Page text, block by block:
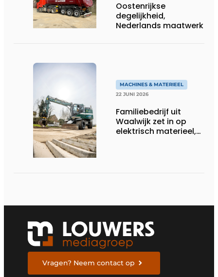
Oostenrijkse
degelijkheid,
Nederlands maatwerk
MACHINES & MATERIEEL
22 JUNI 2026
Familiebedrijf uit
Waalwijk zet in op
elektrisch materieel,
Vragen? Neem contact op